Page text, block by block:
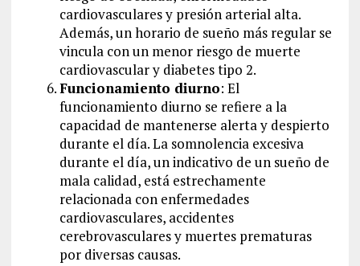
cardiovasculares y presión arterial alta.
Además, un horario de sueño más regular se
vincula con un menor riesgo de muerte
cardiovascular y diabetes tipo 2.
Funcionamiento diurno: El
funcionamiento diurno se refiere a la
capacidad de mantenerse alerta y despierto
durante el día. La somnolencia excesiva
durante el día, un indicativo de un sueño de
mala calidad, está estrechamente
relacionada con enfermedades
cardiovasculares, accidentes
cerebrovasculares y muertes prematuras
por diversas causas.